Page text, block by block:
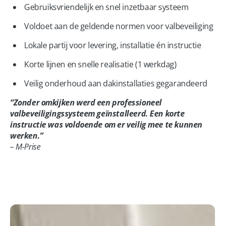
Gebruiksvriendelijk en snel inzetbaar systeem
Voldoet aan de geldende normen voor valbeveiliging
Lokale partij voor levering, installatie én instructie
Korte lijnen en snelle realisatie (1 werkdag)
Veilig onderhoud aan dakinstallaties gegarandeerd
“Zonder omkijken werd een professioneel
valbeveiligingssysteem geïnstalleerd. Een korte
instructie was voldoende om er veilig mee te kunnen
werken.”
– M-Prise